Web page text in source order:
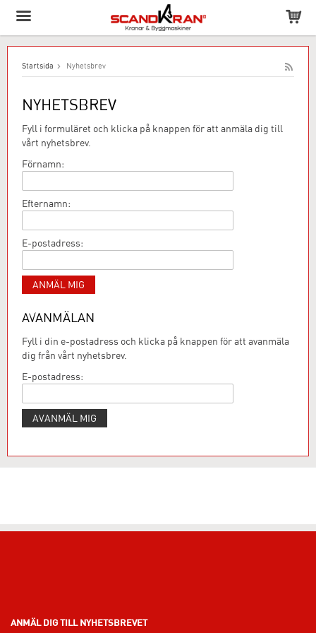
Produkten har lagts till i varukorgen!
Startsida Nyhetsbrev
NYHETSBREV
Fyll i formuläret och klicka på knappen för att anmäla dig till
vårt nyhetsbrev.
Förnamn:
Efternamn:
E-postadress:
AVANMÄLAN
Fyll i din e-postadress och klicka på knappen för att avanmäla
dig från vårt nyhetsbrev.
E-postadress:
ANMÄL DIG TILL NYHETSBREVET